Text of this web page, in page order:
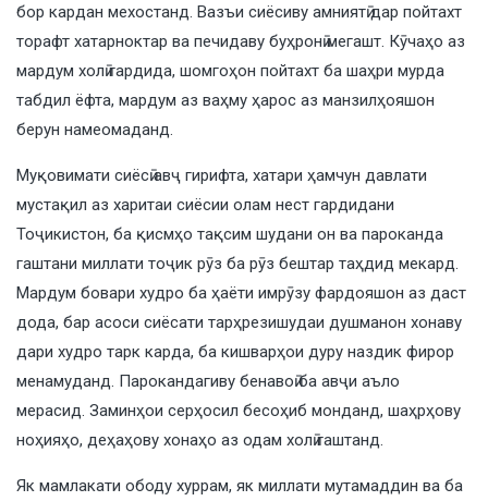
бор кардан мехостанд. Вазъи сиёсиву амниятӣ дар пойтахт
торафт хатарноктар ва печидаву буҳронӣ мегашт. Кӯчаҳо аз
мардум холӣ гардида, шомгоҳон пойтахт ба шаҳри мурда
табдил ёфта, мардум аз ваҳму ҳарос аз манзилҳояшон
берун намеомаданд.
Муқовимати сиёсӣ авҷ гирифта, хатари ҳамчун давлати
мустақил аз харитаи сиёсии олам нест гардидани
Тоҷикистон, ба қисмҳо тақсим шудани он ва пароканда
гаштани миллати тоҷик рӯз ба рӯз бештар таҳдид мекард.
Мардум бовари худро ба ҳаёти имрӯзу фардояшон аз даст
дода, бар асоси сиёсати тарҳрезишудаи душманон хонаву
дари худро тарк карда, ба кишварҳои дуру наздик фирор
менамуданд. Парокандагиву бенавоӣ ба авҷи аъло
мерасид. Заминҳои серҳосил бесоҳиб монданд, шаҳрҳову
ноҳияҳо, деҳаҳову хонаҳо аз одам холӣ гаштанд.
Як мамлакати ободу хуррам, як миллати мутамаддин ва ба